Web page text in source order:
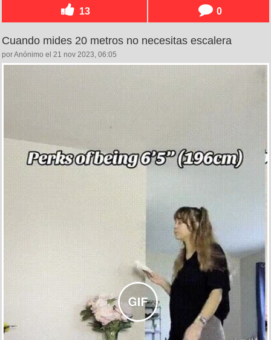
13 0
Cuando mides 20 metros no necesitas escalera
por Anónimo el 21 nov 2023, 06:05